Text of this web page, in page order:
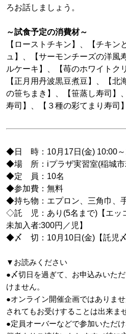
ろお話しましょう。
～試食予定の消費材～
【ローストチキン】、【チキン
ュ】、【サーモンチーズの洋風
ルケーキ】、【苺のホワイトク
【正月用丹波黒豆煮豆】、【
の笹ちまき】、【笹蒸し寿司】
寿司】、【３種の彩てまり寿司
◆日 時：10月17日(金) 10:00～
◆場 所：iプラザ実習室(稲城市
◆定 員：10名
◆参加費：無料
◆持ち物：エプロン、三角巾、
◇託 児：あり(5名まで)【エッ
未加入者:300円／児】
◆〆 切：10月10日(金)【託児〆
▼お読みください
●〆切日を過ぎて、お申込みいた
けません。
●オンライン開催企画ではありま
されてもお受けすることは出来ま
●定員オーバーなどで参加いただ